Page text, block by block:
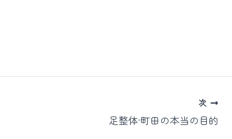
次
足整体·町田の本当の目的